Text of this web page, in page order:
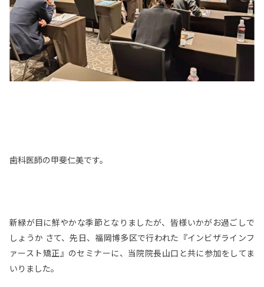
歯科医師の甲斐仁美です。
新緑が目に鮮やかな季節となりましたが、皆様いかがお過ごしで
しょうか さて、先日、福岡博多区で行われた『インビザラインフ
ァースト矯正』のセミナーに、当院院長山口と共に参加をしてま
いりました。